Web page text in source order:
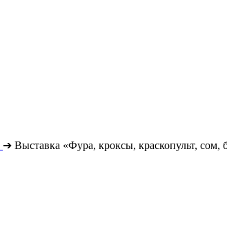
➔ Выставка «Фура, кроксы, краскопульт, сом,